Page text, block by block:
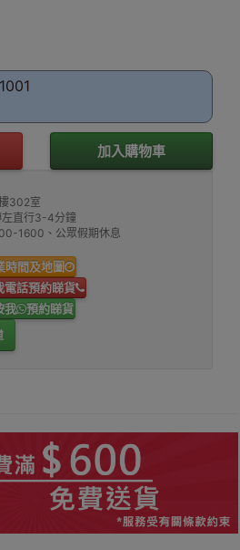
加入購物車
302室
左直行3-4分鐘
1600、公眾假期休息
時間及地圖
電話預約睇貨
我 預約睇貨